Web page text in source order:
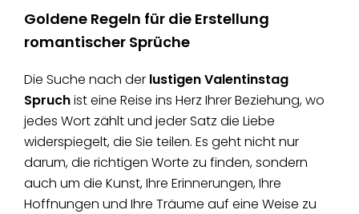
Goldene Regeln für die Erstellung
romantischer Sprüche
Die Suche nach der lustigen Valentinstag
Spruchist eine Reise ins Herz Ihrer Beziehung, wo
jedes Wort zählt und jeder Satz die Liebe
widerspiegelt, die Sie teilen. Es geht nicht nur
darum, die richtigen Worte zu finden, sondern
auch um die Kunst, Ihre Erinnerungen, Ihre
Hoffnungen und Ihre Träume auf eine Weise zu